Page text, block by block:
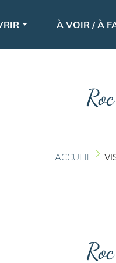
À VOIR / À
ACCUEIL